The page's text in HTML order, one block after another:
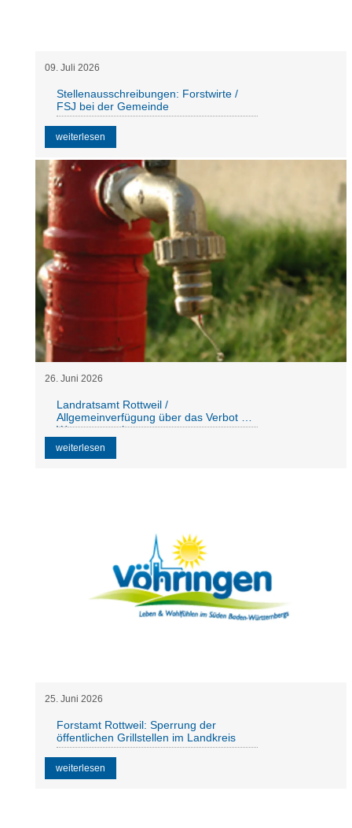
09. Juli 2026
Stellenausschreibungen: Forstwirte /
FSJ bei der Gemeinde
weiterlesen
26. Juni 2026
Landratsamt Rottweil /
Allgemeinverfügung über das Verbot der
Wasserentnahme
weiterlesen
25. Juni 2026
Forstamt Rottweil: Sperrung der
öffentlichen Grillstellen im Landkreis
weiterlesen